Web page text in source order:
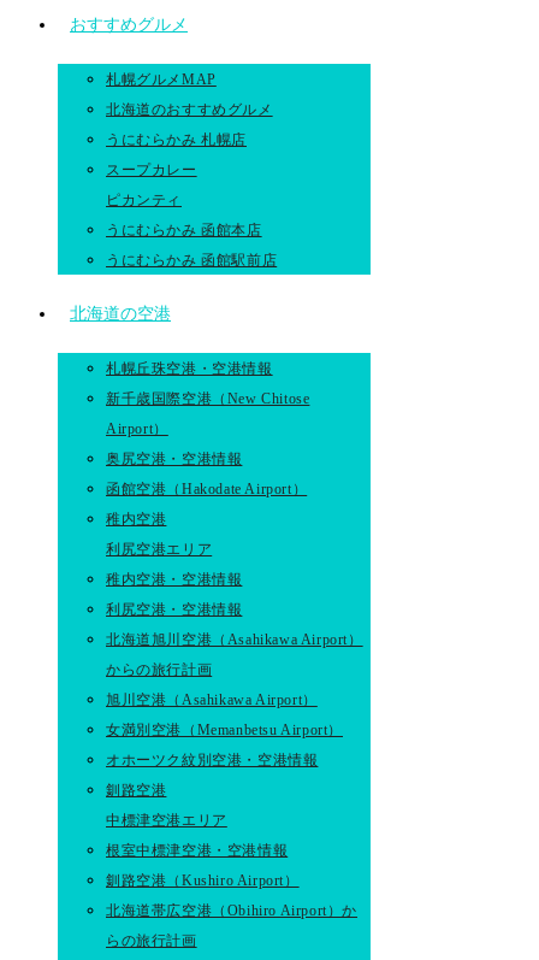
おすすめグルメ
札幌グルメMAP
北海道のおすすめグルメ
うにむらかみ 札幌店
スープカレー
ピカンティ
うにむらかみ 函館本店
うにむらかみ 函館駅前店
北海道の空港
札幌丘珠空港・空港情報
新千歳国際空港（New Chitose
Airport）
奥尻空港・空港情報
函館空港（Hakodate Airport）
稚内空港
利尻空港エリア
稚内空港・空港情報
利尻空港・空港情報
北海道旭川空港（Asahikawa Airport）
からの旅行計画
旭川空港（Asahikawa Airport）
女満別空港（Memanbetsu Airport）
オホーツク紋別空港・空港情報
釧路空港
中標津空港エリア
根室中標津空港・空港情報
釧路空港（Kushiro Airport）
北海道帯広空港（Obihiro Airport）か
らの旅行計画